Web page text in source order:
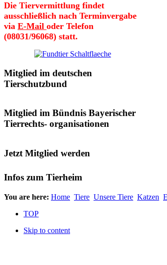
Die Tiervermittlung findet
ausschließlich nach Terminvergabe
via E-Mail oder Telefon
(08031/96068) statt.
Mitglied im deutschen
Tierschutzbund
Mitglied im Bündnis Bayerischer
Tierrechts- organisationen
Jetzt Mitglied werden
Infos zum Tierheim
You are here: Home Tiere Unsere Tiere Katzen
TOP
Skip to content